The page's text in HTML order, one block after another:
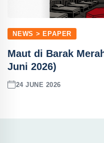
NEWS > EPAPER
Maut di Barak
Juni 2026)
24 JUNE 2026